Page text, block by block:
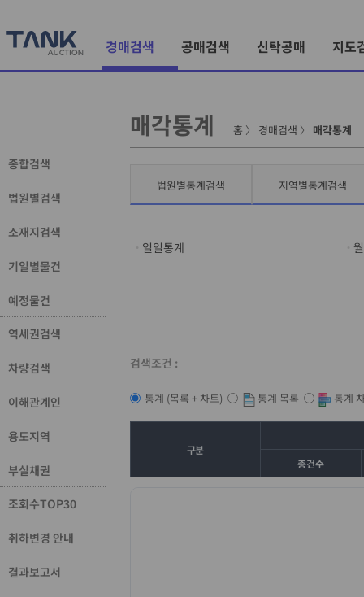
경매검색 공매검색 신탁공매 지도
종합검색
법원별검색
소재지검색
기일별물건
예정물건
역세권검색
차량검색
이해관계인
용도지역
부실채권
조회수TOP30
취하변경 안내
결과보고서
매각통계 홈 〉 경매검색 〉 매각통계
법원별통계검색 지역별통계검색
일일통계
검색조건 :
통계 (목록 + 차트) 통계 목록 통계
구분
총건수